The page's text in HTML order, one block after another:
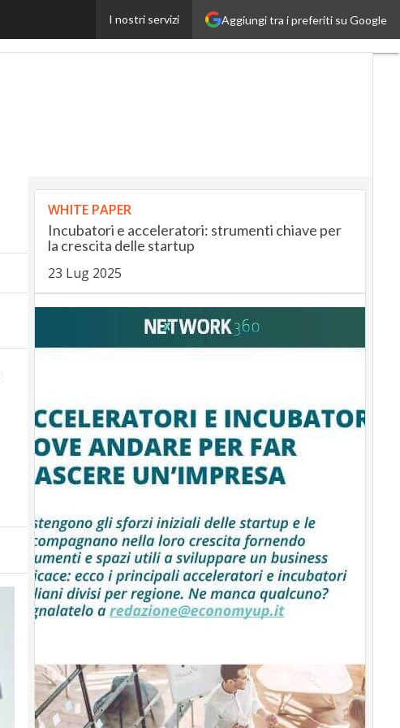
Aggiungi tra i preferiti su Google
I nostri servizi
RetailUp
WHITE PAPER
Incubatori e acceleratori: strumenti chiave per
la crescita delle startup
23 Lug 2025